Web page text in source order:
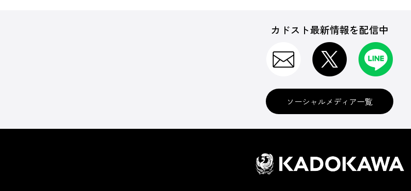
カドスト最新情報を配信中
ソーシャルメディア一覧